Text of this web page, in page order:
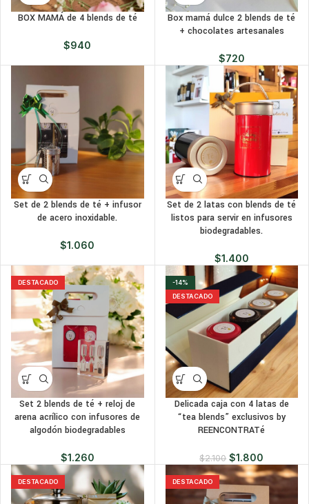
BOX MAMÁ de 4 blends de té
$940
Box mamá dulce 2 blends de té
+ chocolates artesanales
$720
Set de 2 blends de té + infusor
de acero inoxidable.
$1.060
Set de 2 latas con blends de té
listos para servir en infusores
biodegradables.
$1.400
DESTACADO
Set 2 blends de té + reloj de
arena acrílico con infusores de
algodón biodegradables
$1.260
-14%
DESTACADO
Delicada caja con 4 latas de
“tea blends” exclusivos by
REENCONTRATé
$2.100 $1.800
DESTACADO DESTACADO